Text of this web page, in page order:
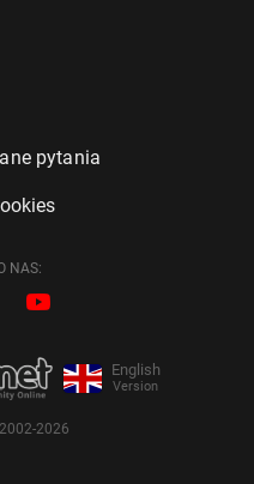
pytania
NAS:
English
Version
2026